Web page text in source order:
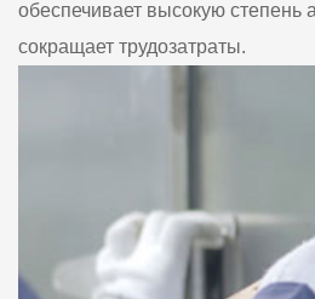
обеспечивает высокую степень
сокращает трудозатраты.